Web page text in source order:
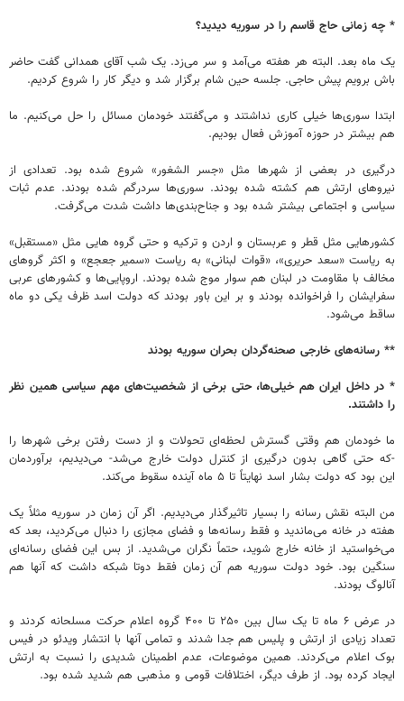
* چه زمانی حاج قاسم را در سوریه دیدید؟
یک ماه بعد. البته هر هفته می‌آمد و سر می‌زد. یک شب آقای همدانی گفت حاضر
باش برویم پیش حاجی. جلسه حین شام برگزار شد و دیگر کار را شروع کردیم.
ابتدا سوری‌ها خیلی کاری نداشتند و می‌گفتند خودمان مسائل را حل می‌کنیم. ما
هم بیشتر در حوزه آموزش فعال بودیم.
درگیری در بعضی از شهرها مثل «جسر الشغور» شروع شده بود. تعدادی از
نیروهای ارتش هم کشته شده بودند. سوری‌ها سردرگم شده بودند. عدم ثبات
سیاسی و اجتماعی بیشتر شده بود و جناح‌بندی‌ها داشت شدت می‌گرفت.
کشورهایی مثل قطر و عربستان و اردن و ترکیه و حتی گروه هایی مثل «مستقبل»
به ریاست «سعد حریری»، «قوات لبنانی» به ریاست «سمیر جعجع» و اکثر گروهای
مخالف با مقاومت در لبنان هم سوار موج شده بودند. اروپایی‌ها و کشورهای عربی
سفرایشان را فراخوانده بودند و بر این باور بودند که دولت اسد ظرف یکی دو ماه
ساقط می‌شود.
** رسانه‌های خارجی صحنه‌گردان بحران سوریه بودند
* در داخل ایران هم خیلی‌ها، حتی برخی از شخصیت‌های مهم سیاسی همین نظر
را داشتند.
ما خودمان هم وقتی گسترش لحظه‌ای تحولات و از دست رفتن برخی شهرها را
-که حتی گاهی بدون درگیری از کنترل دولت خارج می‌شد- می‌دیدیم، برآوردمان
این بود که دولت بشار اسد نهایتاً تا ۵ ماه آینده سقوط می‌کند.
من البته نقش رسانه را بسیار تاثیرگذار می‌دیدیم. اگر آن زمان در سوریه مثلاً یک
هفته در خانه می‌ماندید و فقط رسانه‌ها و فضای مجازی را دنبال می‌کردید، بعد که
می‌خواستید از خانه خارج شوید، حتماً نگران می‌شدید. از بس این فضای رسانه‌ای
سنگین بود. خود دولت سوریه هم آن زمان فقط دوتا شبکه داشت که آنها هم
آنالوگ بودند.
در عرض ۶ ماه تا یک سال بین ۲۵۰ تا ۴۰۰ گروه اعلام حرکت مسلحانه کردند و
تعداد زیادی از ارتش و پلیس هم جدا شدند و تمامی آنها با انتشار ویدئو در فیس
بوک اعلام می‌کردند. همین موضوعات، عدم اطمینان شدیدی را نسبت به ارتش
ایجاد کرده بود. از طرف دیگر، اختلافات قومی و مذهبی هم شدید شده بود.